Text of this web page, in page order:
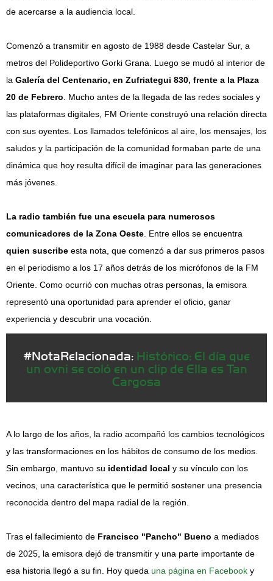
de acercarse a la audiencia local.
Comenzó a transmitir en agosto de 1988 desde Castelar Sur, a
metros del Polideportivo Gorki Grana. Luego se mudó al interior de
la Galería del Centenario, en Zufriategui 830, frente a la Plaza
20 de Febrero . Mucho antes de la llegada de las redes sociales y
las plataformas digitales, FM Oriente construyó una relación directa
con sus oyentes. Los llamados telefónicos al aire, los mensajes, los
saludos y la participación de la comunidad formaban parte de una
dinámica que hoy resulta difícil de imaginar para las generaciones
más jóvenes.
La radio también fue una escuela para numerosos
comunicadores de la Zona Oeste . Entre ellos se encuentra
quien suscribe esta nota, que comenzó a dar sus primeros pasos
en el periodismo a los 17 años detrás de los micrófonos de la FM
Oriente. Como ocurrió con muchas otras personas, la emisora
representó una oportunidad para aprender el oficio, ganar
experiencia y descubrir una vocación.
#NotaRelacionada: Histórico: El día que
un ovni se coló en un clip de Ella es Tan
Cargosa
A lo largo de los años, la radio acompañó los cambios tecnológicos
y las transformaciones en los hábitos de consumo de los medios.
Sin embargo, mantuvo su identidad local y su vínculo con los
vecinos, una característica que le permitió sostener una presencia
reconocida dentro del mapa radial de la región.
Tras el fallecimiento de Francisco "Pancho" Bueno a mediados
de 2025, la emisora dejó de transmitir y una parte importante de
esa historia llegó a su fin. Hoy queda una página en Facebook y